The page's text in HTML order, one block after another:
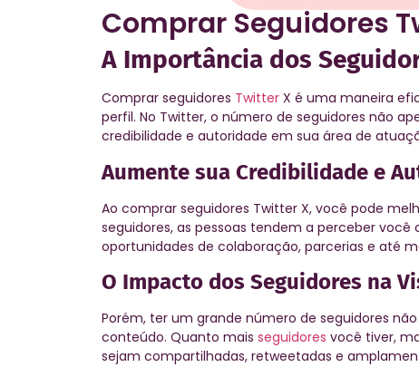
Comprar Seguidores
A Importância dos
Comprar seguidores Twitter X é uma maneira
perfil. No Twitter, o número de seguidores não
credibilidade e autoridade em sua área de
Aumente sua Credibilidade e
Ao comprar seguidores Twitter X, você pode
seguidores, as pessoas tendem a perceber
oportunidades de colaboração, parcerias e até
O Impacto dos Seguidores na
Porém, ter um grande número de seguidores
conteúdo. Quanto mais seguidores você tiver,
sejam compartilhadas, retweetadas e